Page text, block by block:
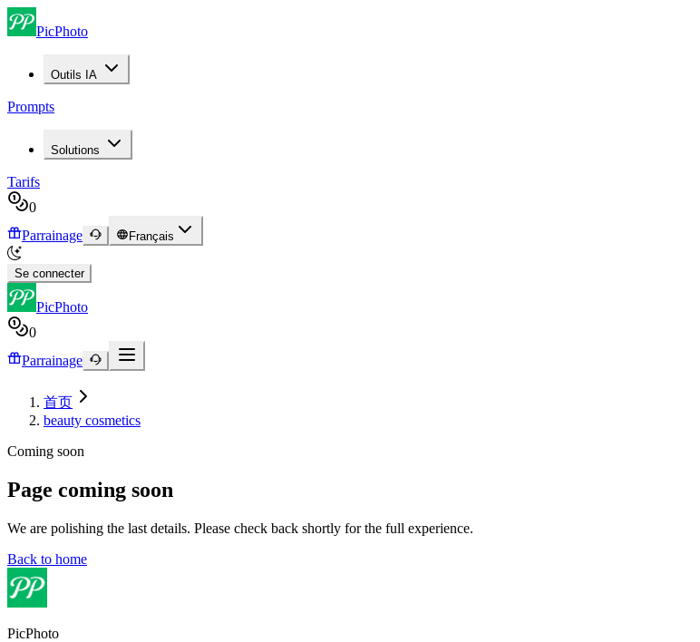
PicPhoto
Outils IA
Prompts
Solutions
Tarifs
0
Parrainage
Français
Se connecter
PicPhoto
0
Parrainage
首页
beauty cosmetics
Coming soon
Page coming soon
We are polishing the last details. Please check back shortly for the full experience.
Back to home
PicPhoto